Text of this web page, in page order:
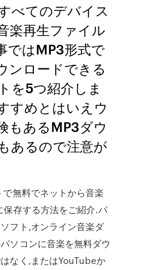
べてのデバイス
楽再生ファイル
ではMP3形式で
ンロードできる
を5つ紹介しま
すめとはいえウ
もあるMP3ダウ
あるので注意が
無料でネットから音楽
保存する方法をご紹介.パ
フト,オンライン音楽ダ
ソコンに音楽を無料ダウ
なく,またはYouTubeか